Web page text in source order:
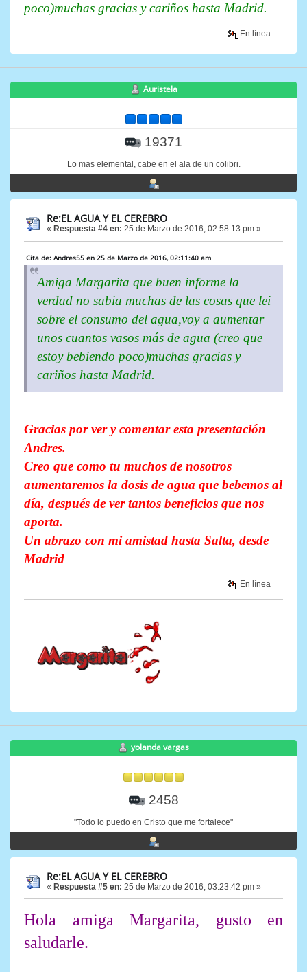
poco)muchas gracias y cariños hasta Madrid.
En línea
Auristela
19371
Lo mas elemental, cabe en el ala de un colibri.
Re:EL AGUA Y EL CEREBRO
« Respuesta #4 en: 25 de Marzo de 2016, 02:58:13 pm »
Cita de: Andres55 en 25 de Marzo de 2016, 02:11:40 am
Amiga Margarita que buen informe la
verdad no sabia muchas de las cosas que lei
sobre el consumo del agua,voy a aumentar
unos cuantos vasos más de agua (creo que
estoy bebiendo poco)muchas gracias y
cariños hasta Madrid.
Gracias por ver y comentar esta presentación
Andres.
Creo que como tu muchos de nosotros
aumentaremos la dosis de agua que bebemos al
día, después de ver tantos beneficios que nos
aporta.
Un abrazo con mi amistad hasta Salta, desde
Madrid
En línea
yolanda vargas
2458
"Todo lo puedo en Cristo que me fortalece"
Re:EL AGUA Y EL CEREBRO
« Respuesta #5 en: 25 de Marzo de 2016, 03:23:42 pm »
Hola amiga Margarita, gusto en
saludarle.